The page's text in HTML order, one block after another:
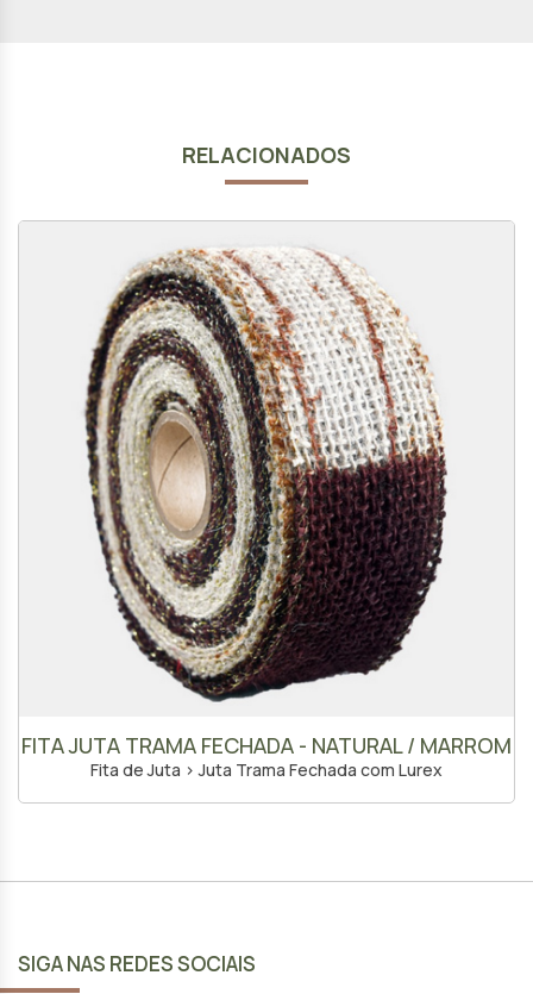
RELACIONADOS
FITA JUTA TRAMA FECHADA - NATURAL / MARROM
Fita de Juta > Juta Trama Fechada com Lurex
SIGA NAS REDES SOCIAIS